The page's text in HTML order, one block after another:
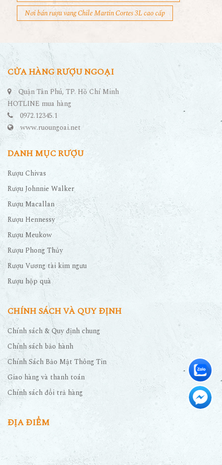
Nơi bán rượu vang Chile Martin Cortes 3L cao cấp
CỬA HÀNG RƯỢU NGOẠI
Quận Tân Phú, TP. Hồ Chí Minh
HOTLINE mua hàng
0972.12345.1
www.ruoungoai.net
DANH MỤC RƯỢU
Rượu Chivas
Rượu Johnnie Walker
Rượu Macallan
Rượu Hennessy
Rượu Meukow
Rượu Phong Thủy
Rượu Vương tài kim ngưu
Rượu hộp quà
CHÍNH SÁCH VÀ QUY ĐỊNH
Chính sách & Quy định chung
Chính sách bảo hành
Chính Sách Bảo Mật Thông Tin
Giao hàng và thanh toán
Chính sách đổi trả hàng
ĐỊA ĐIỂM